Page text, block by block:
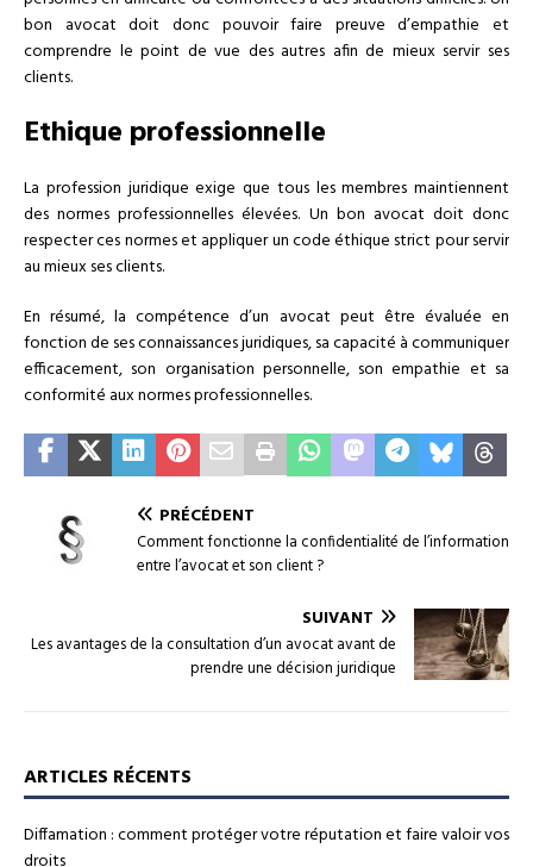
bon avocat doit donc pouvoir faire preuve d’empathie et
comprendre le point de vue des autres afin de mieux servir ses
clients.
Ethique professionnelle
La profession juridique exige que tous les membres maintiennent
des normes professionnelles élevées. Un bon avocat doit donc
respecter ces normes et appliquer un code éthique strict pour servir
au mieux ses clients.
En résumé, la compétence d’un avocat peut être évaluée en
fonction de ses connaissances juridiques, sa capacité à communiquer
efficacement, son organisation personnelle, son empathie et sa
conformité aux normes professionnelles.
PRÉCÉDENT
Comment fonctionne la confidentialité de l’information
entre l’avocat et son client ?
SUIVANT
Les avantages de la consultation d’un avocat avant de
prendre une décision juridique
ARTICLES RÉCENTS
Diffamation : comment protéger votre réputation et faire valoir vos